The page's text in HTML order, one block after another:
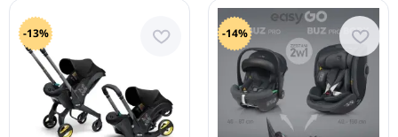
-13% -14%